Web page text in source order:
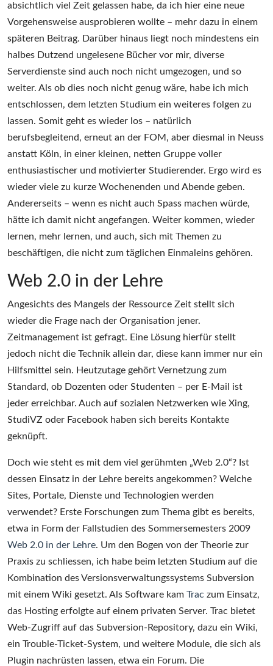
absichtlich viel Zeit gelassen habe, da ich hier eine neue
Vorgehensweise ausprobieren wollte – mehr dazu in einem
späteren Beitrag. Darüber hinaus liegt noch mindestens ein
halbes Dutzend ungelesene Bücher vor mir, diverse
Serverdienste sind auch noch nicht umgezogen, und so
weiter. Als ob dies noch nicht genug wäre, habe ich mich
entschlossen, dem letzten Studium ein weiteres folgen zu
lassen. Somit geht es wieder los – natürlich
berufsbegleitend, erneut an der FOM, aber diesmal in Neuss
anstatt Köln, in einer kleinen, netten Gruppe voller
enthusiastischer und motivierter Studierender. Ergo wird es
wieder viele zu kurze Wochenenden und Abende geben.
Andererseits – wenn es nicht auch Spass machen würde,
hätte ich damit nicht angefangen. Weiter kommen, wieder
lernen, mehr lernen, und auch, sich mit Themen zu
beschäftigen, die nicht zum täglichen Einmaleins gehören.
Web 2.0 in der Lehre
Angesichts des Mangels der Ressource Zeit stellt sich
wieder die Frage nach der Organisation jener.
Zeitmanagement ist gefragt. Eine Lösung hierfür stellt
jedoch nicht die Technik allein dar, diese kann immer nur ein
Hilfsmittel sein. Heutzutage gehört Vernetzung zum
Standard, ob Dozenten oder Studenten – per E-Mail ist
jeder erreichbar. Auch auf sozialen Netzwerken wie Xing,
StudiVZ oder Facebook haben sich bereits Kontakte
geknüpft.
Doch wie steht es mit dem viel gerühmten „Web 2.0“? Ist
dessen Einsatz in der Lehre bereits angekommen? Welche
Sites, Portale, Dienste und Technologien werden
verwendet? Erste Forschungen zum Thema gibt es bereits,
etwa in Form der Fallstudien des Sommersemesters 2009
Web 2.0 in der Lehre. Um den Bogen von der Theorie zur
Praxis zu schliessen, ich habe beim letzten Studium auf die
Kombination des Versionsverwaltungssystems Subversion
mit einem Wiki gesetzt. Als Software kam Trac zum Einsatz,
das Hosting erfolgte auf einem privaten Server. Trac bietet
Web-Zugriff auf das Subversion-Repository, dazu ein Wiki,
ein Trouble-Ticket-System, und weitere Module, die sich als
Plugin nachrüsten lassen, etwa ein Forum. Die